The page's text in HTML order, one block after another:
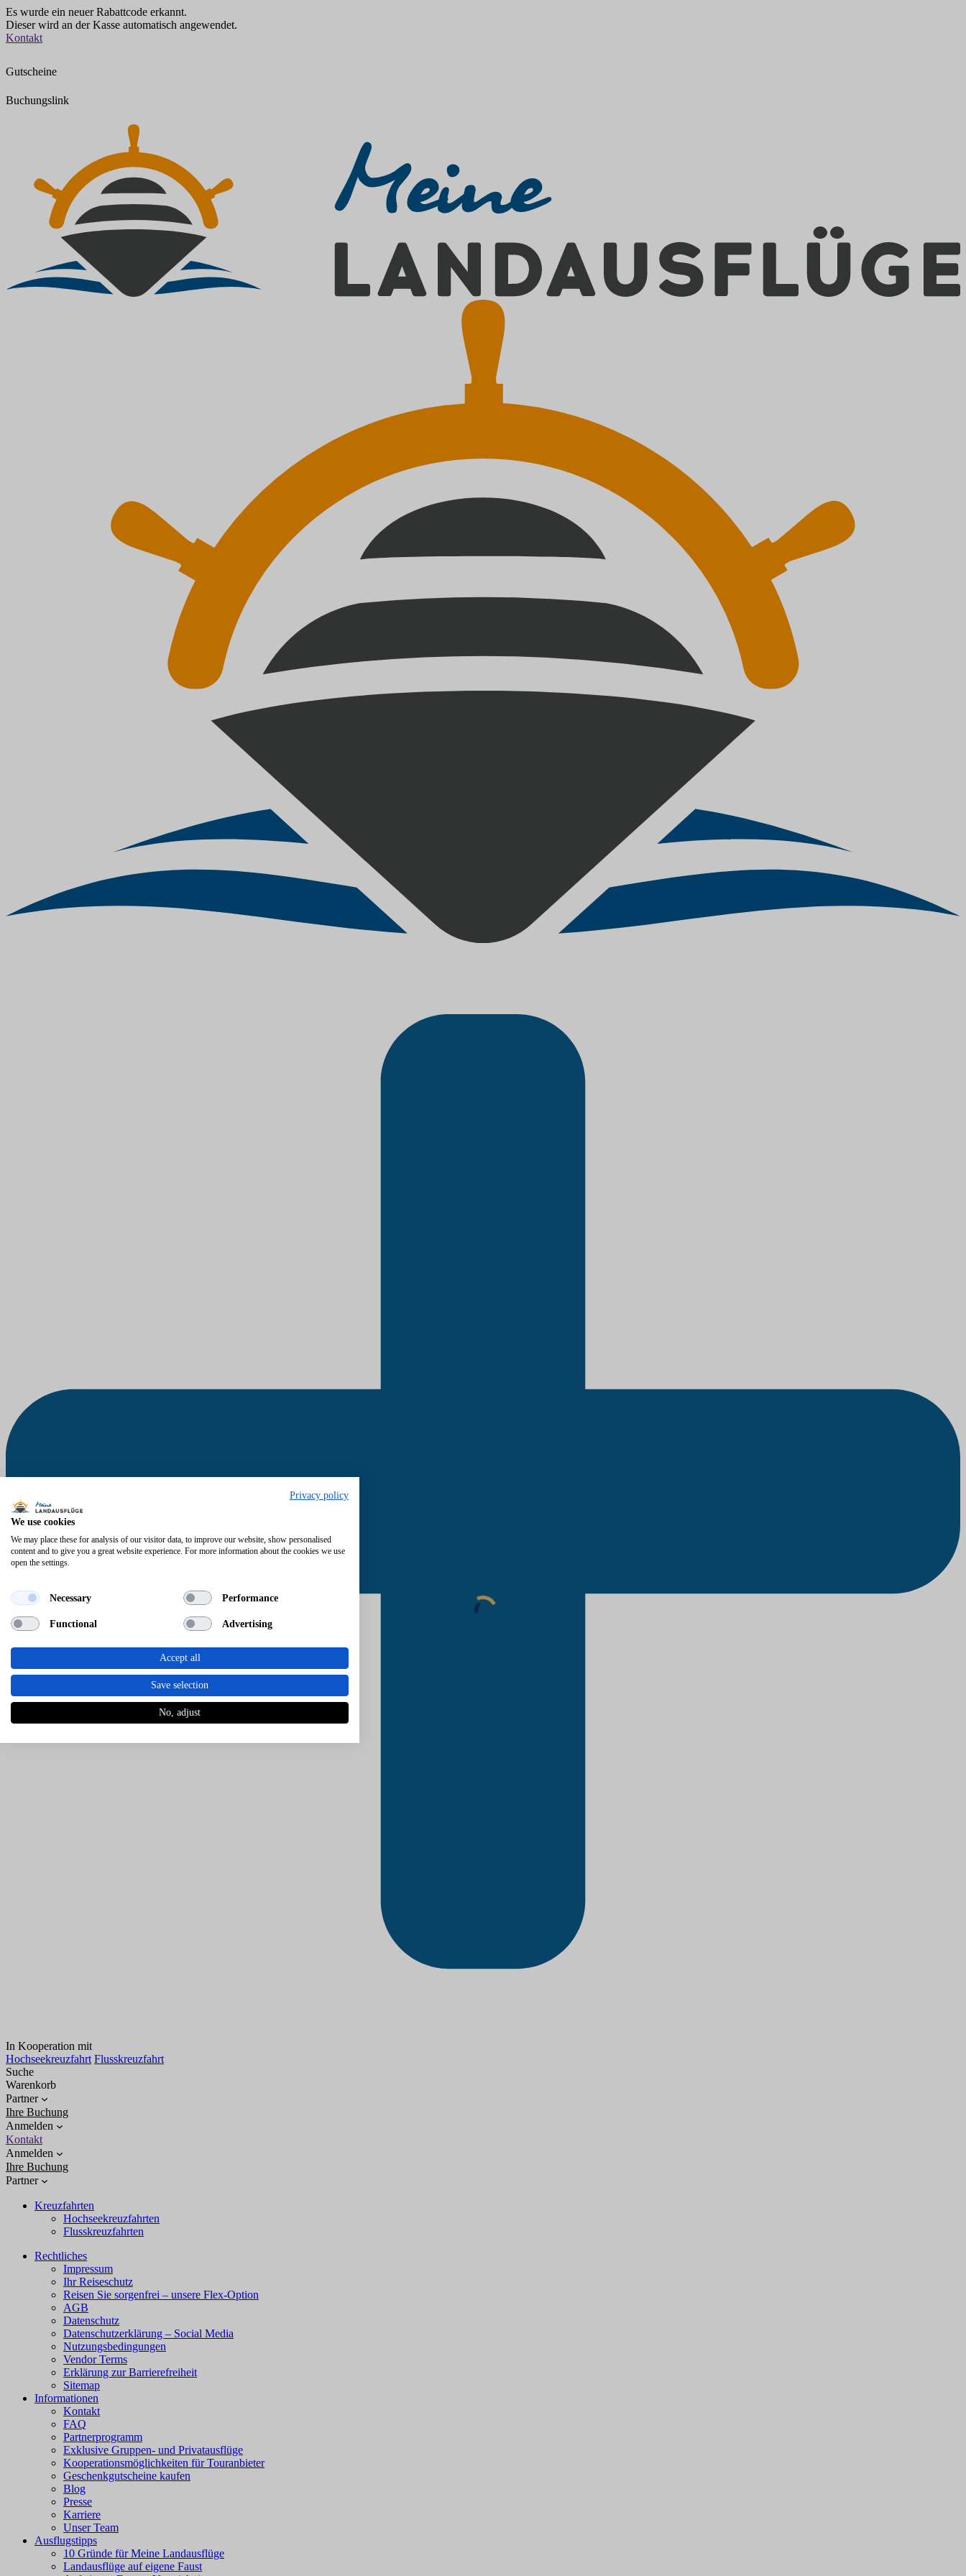
Es wurde ein neuer Rabattcode erkannt.
Dieser wird an der Kasse automatisch angewendet.
Zum
Kontakt
Gutscheine
Buchungslink
In Kooperation mit
Hochseekreuzfahrt Flusskreuzfahrt
Suche
Warenkorb
Partner
Ihre Buchung
Anmelden
Kontakt
Anmelden
Ihre Buchung
Partner
Kreuzfahrten
Hochseekreuzfahrten
Flusskreuzfahrten
Rechtliches
Impressum
Ihr Reiseschutz
Reisen Sie sorgenfrei – unsere Flex-Option
AGB
Datenschutz
Datenschutzerklärung – Social Media
Nutzungsbedingungen
Vendor Terms
Erklärung zur Barrierefreiheit
Sitemap
Informationen
Kontakt
FAQ
Partnerprogramm
Exklusive Gruppen- und Privatausflüge
Kooperationsmöglichkeiten für Touranbieter
Geschenkgutscheine kaufen
Blog
Presse
Karriere
Unser Team
Ausflugstipps
10 Gründe für Meine Landausflüge
Landausflüge auf eigene Faust
Privacy policy
We use cookies
We may place these for analysis of our visitor data, to improve our website, show personalised
content and to give you a great website experience. For more information about the cookies we use
open the settings.
Necessary Performance
Functional Advertising
Accept all
Save selection
No, adjust